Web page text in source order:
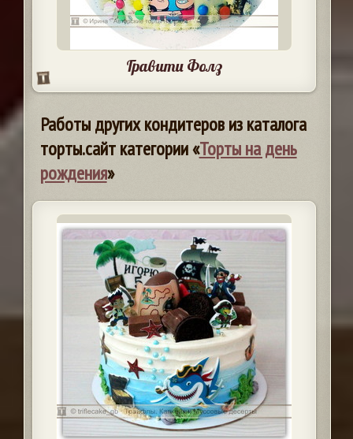
Гравити Фолз
Работы других кондитеров из каталога
торты.сайт категории «Торты на день
рождения»